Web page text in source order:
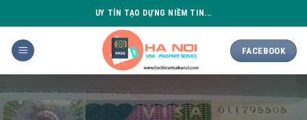
to
content
UY TÍN TẠO DỰNG NIỀM TIN...
FACEBOOK